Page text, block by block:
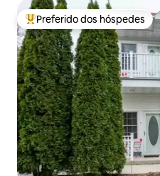
Entre os melhores
Preferido dos hóspedes